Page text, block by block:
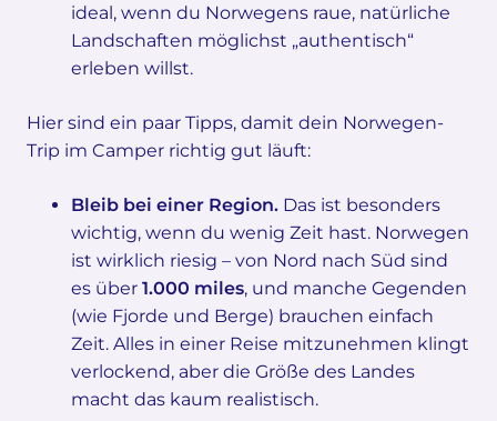
ideal, wenn du Norwegens raue, natürliche
Landschaften möglichst „authentisch“
erleben willst.
Hier sind ein paar Tipps, damit dein Norwegen-
Trip im Camper richtig gut läuft:
Bleib bei einer Region. Das ist besonders
wichtig, wenn du wenig Zeit hast. Norwegen
ist wirklich riesig – von Nord nach Süd sind
es über 1.000 miles, und manche Gegenden
(wie Fjorde und Berge) brauchen einfach
Zeit. Alles in einer Reise mitzunehmen klingt
verlockend, aber die Größe des Landes
macht das kaum realistisch.